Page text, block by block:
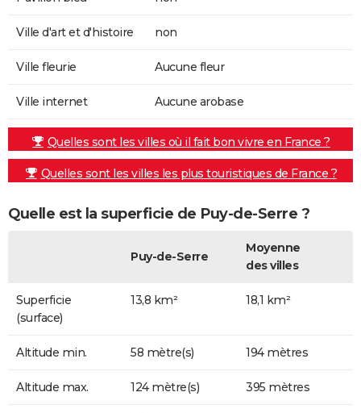
Ville d'art et d'histoire non
Ville fleurie Aucune fleur
Ville internet Aucune arobase
Quelles sont les villes où il fait bon vivre en France ?
Quelles sont les villes les plus touristiques de France ?
Quelle est la superficie de Puy-de-Serre ?
Puy-de-Serre
Moyenne
des villes
Superficie
(surface)
13,8 km² 18,1 km²
Altitude min. 58 mètre(s) 194 mètres
Altitude max. 124 mètre(s) 395 mètres